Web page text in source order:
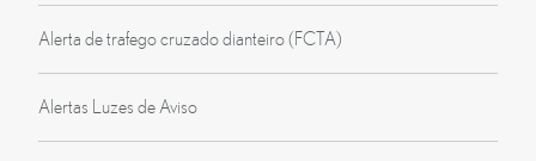
Alerta de trafego cruzado dianteiro (FCTA)
Alertas Luzes de Aviso